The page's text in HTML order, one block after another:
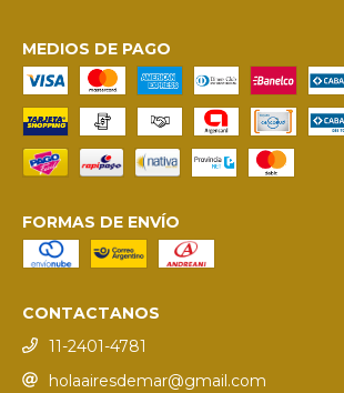
MEDIOS DE PAGO
FORMAS DE ENVÍO
CONTACTANOS
11-2401-4781
holaairesdemar@gmail.com